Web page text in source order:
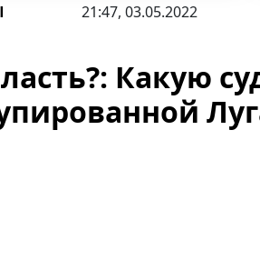
21:47, 03.05.2022
Какую